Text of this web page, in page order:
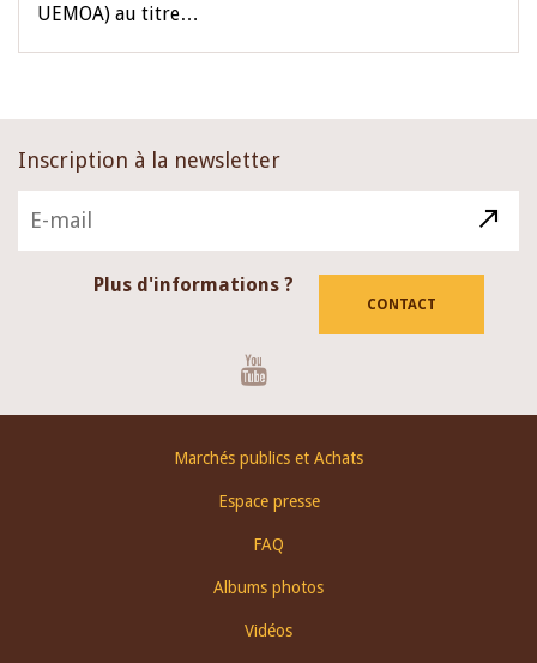
UEMOA) au titre…
Inscription à la newsletter
Plus d'informations ?
CONTACT
Marchés publics et Achats
Espace presse
FAQ
Albums photos
Vidéos